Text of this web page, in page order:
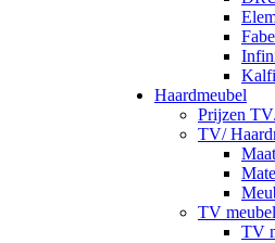
Haardmeubel
Prijzen
TV/
TV
TV